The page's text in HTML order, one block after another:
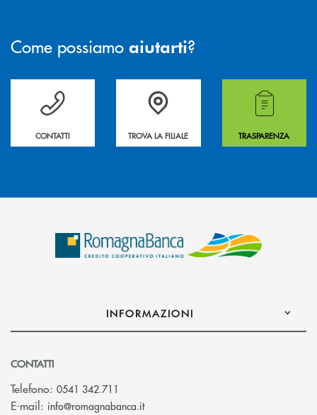
Come possiamo aiutarti?
Per ogni necessità compila il form e noi ti richiamiamo
CONTATTI
La&nbsp; Filiale &nbsp;vicina a te. &nbsp;
TROVA LA FILIALE
Hai bisogno di
TRASPARENZA
INFORMAZIONI
CONTATTI
Telefono: 0541 342.711
E-mail: info@romagnabanca.it(si apre l’app di posta elettronica)